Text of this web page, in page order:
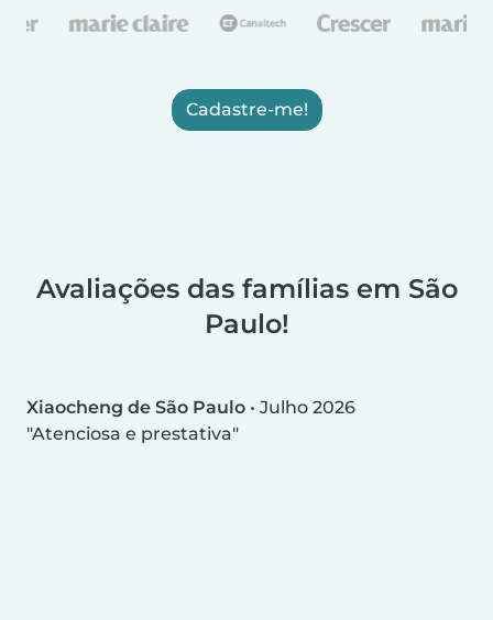
Cadastre-me!
Avaliações das famílias em São
Paulo!
Xiaocheng de São Paulo • Julho 2026
Atenciosa e prestativa